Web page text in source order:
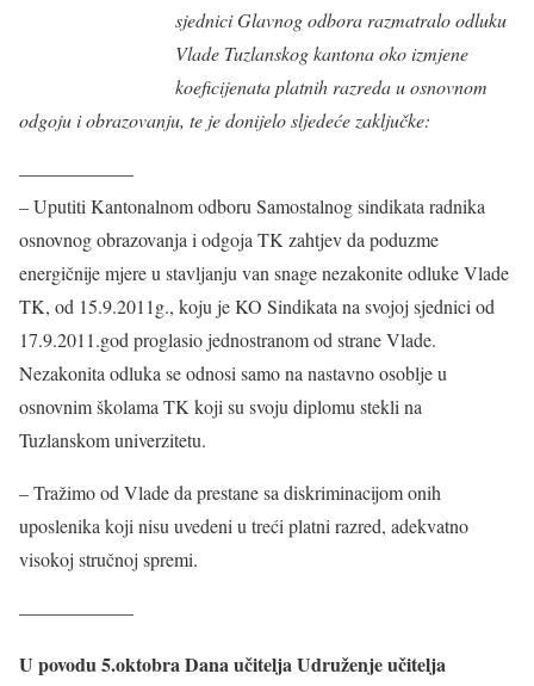
sjednici Glavnog odbora razmatralo odluku
Vlade Tuzlanskog kantona oko izmjene
koeficijenata platnih razreda u osnovnom
odgoju i obrazovanju, te je donijelo sljedeće zaključke:
——————
– Uputiti Kantonalnom odboru Samostalnog sindikata radnika
osnovnog obrazovanja i odgoja TK zahtjev da poduzme
energičnije mjere u stavljanju van snage nezakonite odluke Vlade
TK, od 15.9.2011g., koju je KO Sindikata na svojoj sjednici od
17.9.2011.god proglasio jednostranom od strane Vlade.
Nezakonita odluka se odnosi samo na nastavno osoblje u
osnovnim školama TK koji su svoju diplomu stekli na
Tuzlanskom univerzitetu.
– Tražimo od Vlade da prestane sa diskriminacijom onih
uposlenika koji nisu uvedeni u treći platni razred, adekvatno
visokoj stručnoj spremi.
——————
U povodu 5.oktobra Dana učitelja Udruženje učitelja